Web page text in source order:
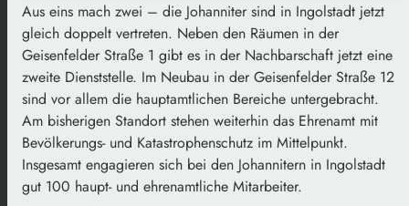
Aus eins mach zwei – die Johanniter sind in Ingolstadt jetzt
gleich doppelt vertreten. Neben den Räumen in der
Geisenfelder Straße 1 gibt es in der Nachbarschaft jetzt eine
zweite Dienststelle. Im Neubau in der Geisenfelder Straße 12
sind vor allem die hauptamtlichen Bereiche untergebracht.
Am bisherigen Standort stehen weiterhin das Ehrenamt mit
Bevölkerungs- und Katastrophenschutz im Mittelpunkt.
Insgesamt engagieren sich bei den Johannitern in Ingolstadt
gut 100 haupt- und ehrenamtliche Mitarbeiter.